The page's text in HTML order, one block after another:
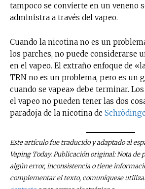
tampoco se convierte en un veneno
administra a través del vapeo.
Cuando la nicotina no es un
los parches, no puede considerarse
en el vapeo. El extraño enfoque de
TRN no es un problema, pero es un
cuando se vapea» debe terminar.
el vapeo no pueden tener las dos
paradoja de la nicotina de
Este artículo fue traducido y adaptado al
Vaping Today. Publicación original: Nota de
algún error, inconsistencia o tiene
complementar el texto, comuníquese